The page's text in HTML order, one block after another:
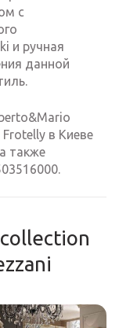
с
и ручная
данной
в Киеве
также